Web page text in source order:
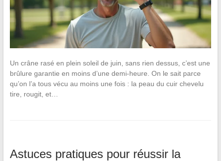
Un crâne rasé en plein soleil de juin, sans rien dessus, c’est une
brûlure garantie en moins d’une demi-heure. On le sait parce
qu’on l’a tous vécu au moins une fois : la peau du cuir chevelu
tire, rougit, et…
Astuces pratiques pour réussir la